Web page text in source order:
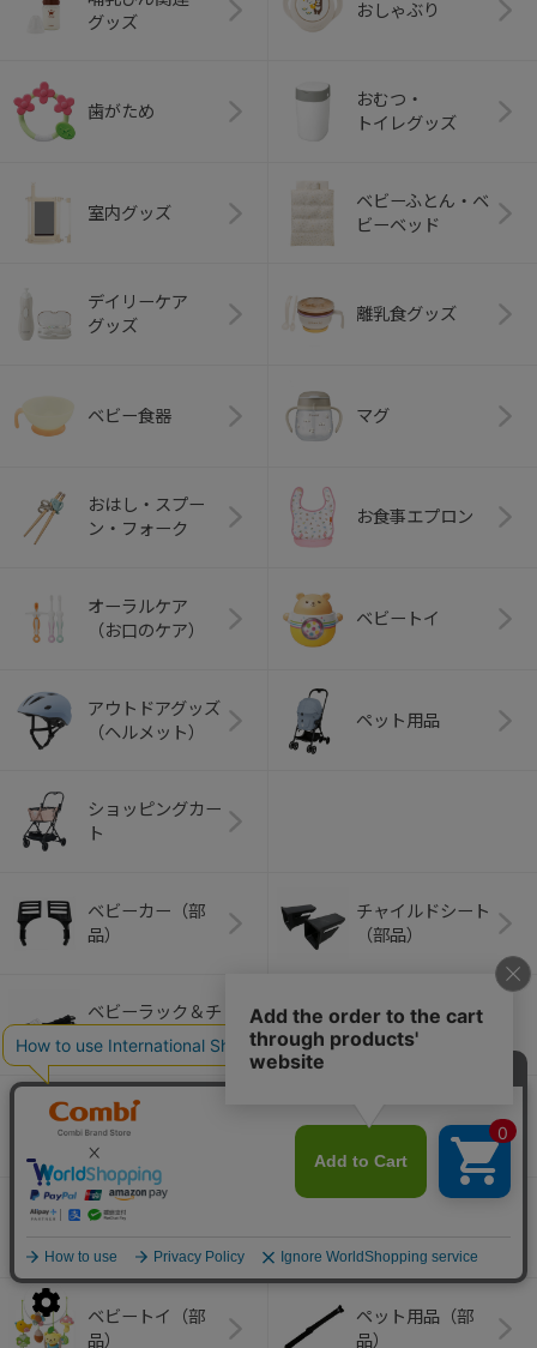
グッズ
おしゃぶり
歯がため
おむつ・
トイレグッズ
室内グッズ
ベビーふとん・ベ
ビーベッド
デイリーケア
グッズ
離乳食グッズ
ベビー食器 マグ
おはし・スプー
ン・フォーク
お食事エプロン
オーラルケア
（お口のケア）
ベビートイ
アウトドアグッズ
（ヘルメット）
ペット用品
ショッピングカー
ト
ベビーカー（部
品）
チャイルドシート
（部品）
ベビーラック＆チ
ェア（部品）
室内グッズ（部
品）
ベビーふとん（部
品）
ズ（部品）
哺乳びん・マグ関
ベビートイ（部
品）
ペット用品（部
品）